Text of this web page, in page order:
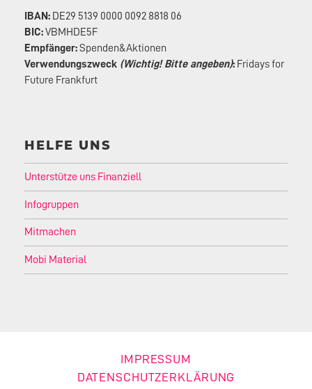
IBAN: DE29 5139 0000 0092 8818 06
BIC:VBMHDE5F
Empfänger:Spenden&Aktionen
Verwendungszweck (Wichtig! Bitte angeben): Fridays for
Future Frankfurt
HELFE UNS
Unterstütze uns Finanziell
Infogruppen
Mitmachen
Mobi Material
IMPRESSUM
DATENSCHUTZERKLÄRUNG